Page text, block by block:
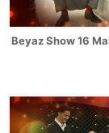
Beyaz Show 16